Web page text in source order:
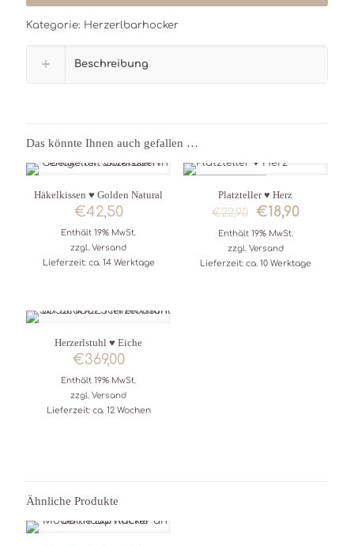
Kategorie: Herzerlbarhocker
Beschreibung
Das könnte Ihnen auch gefallen …
Häkelkissen ♥ Golden Natural
€42,50
Enthält 19% MwSt.
zzgl.Versand
Lieferzeit: ca. 14 Werktage
Platzteller ♥ Herz
€22,90
Preis
war:
€22,90
€18,90
Enthält 19% MwSt.
zzgl. Versand
Lieferzeit: ca. 10 Werktage
Herzerlstuhl ♥ Eiche
€369,00
Enthält 19% MwSt.
zzgl.Versand
Lieferzeit: ca. 12 Wochen
Ähnliche Produkte